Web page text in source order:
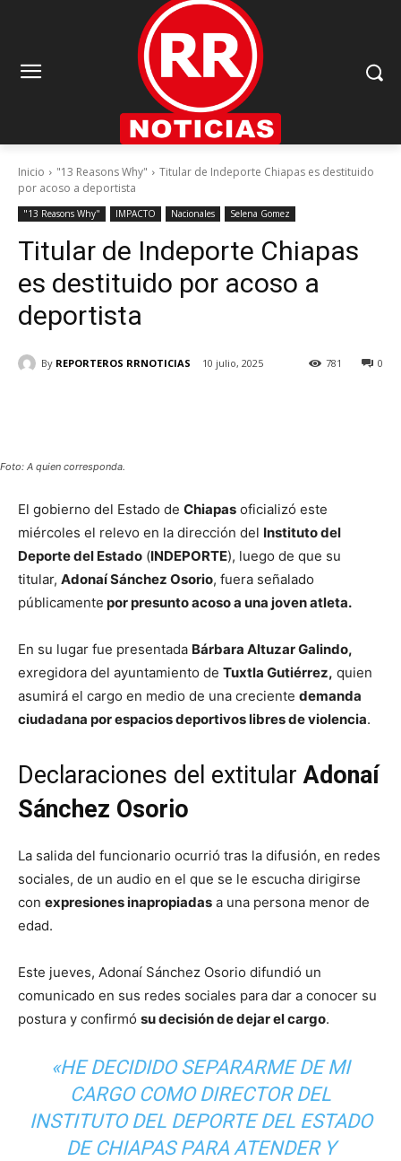
Inicio "13 Reasons Why"
Titular de Indeporte Chiapas es destituido
por acoso a deportista
"13 Reasons Why" IMPACTO Nacionales Selena Gomez
Titular de Indeporte Chiapas
es destituido por acoso a
deportista
By REPORTEROS RRNOTICIAS 10 julio, 2025 0
781
Foto: A quien corresponda.
El gobierno del Estado de Chiapas oficializó este
miércoles el relevo en la dirección del Instituto del
Deporte del Estado (INDEPORTE), luego de que su
titular, Adonaí Sánchez Osorio, fuera señalado
públicamente por presunto acoso a una joven atleta.
En su lugar fue presentada Bárbara Altuzar Galindo,
exregidora del ayuntamiento de Tuxtla Gutiérrez, quien
asumirá el cargo en medio de una creciente demanda
ciudadana por espacios deportivos libres de violencia.
Declaraciones del extitularAdonaí
Sánchez Osorio
La salida del funcionario ocurrió tras la difusión, en redes
sociales, de un audio en el que se le escucha dirigirse
con expresiones inapropiadas a una persona menor de
edad.
Este jueves, Adonaí Sánchez Osorio difundió un
comunicado en sus redes sociales para dar a conocer su
postura y confirmó su decisión de dejar el cargo.
«HE DECIDIDO SEPARARME DE MI
CARGO COMO DIRECTOR DEL
INSTITUTO DEL DEPORTE DEL ESTADO
DE CHIAPAS PARA ATENDER Y